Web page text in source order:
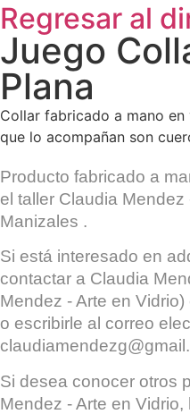
Regresar al
Juego
Plana
Collar fabricado a mano
que lo acompañan son
Producto fabricado a
el taller Claudia Mendez
Manizales .
Si está interesado en
contactar a Claudia
Mendez - Arte en
o escribirle al correo
Si desea conocer otros
Mendez - Arte en Vidrio,